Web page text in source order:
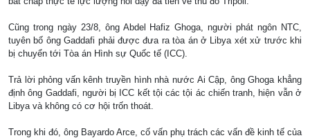
Cũng trong ngày 23/8, ông Abdel Hafiz Ghoga, người phát ngôn NTC,
tuyên bố ông Gaddafi phải được đưa ra tòa án ở Libya xét xử trước khi
bị chuyển tới Tòa án Hình sự Quốc tế (ICC).
Trả lời phỏng vấn kênh truyền hình nhà nước Ai Cập, ông Ghoga khẳng
định ông Gaddafi, người bị ICC kết tội các tội ác chiến tranh, hiện vẫn ở
Libya và không có cơ hội trốn thoát.
Trong khi đó, ông Bayardo Arce, cố vấn phụ trách các vấn đề kinh tế của